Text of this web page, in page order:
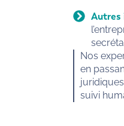
Autres
Nos
en
suivi